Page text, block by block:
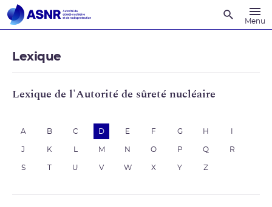
Menu
Lexique
Lexique de l'Autorité de sûreté nucléaire
A B C D E F G H
J K M N O P Q R
S U V W X Y Z